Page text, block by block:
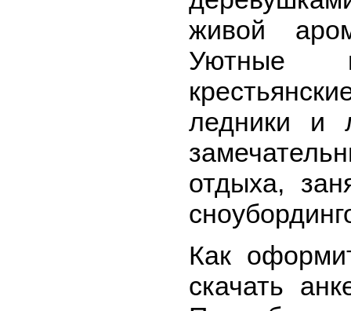
живой
Уютные
ледники и
отдыха,
Как
скачать